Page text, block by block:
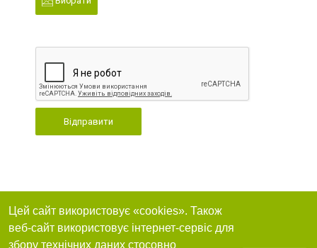
Відправити
Цей сайт використовує «cookies». Також
веб-сайт використовує інтернет-сервіс для
збору технічних даних стосовно